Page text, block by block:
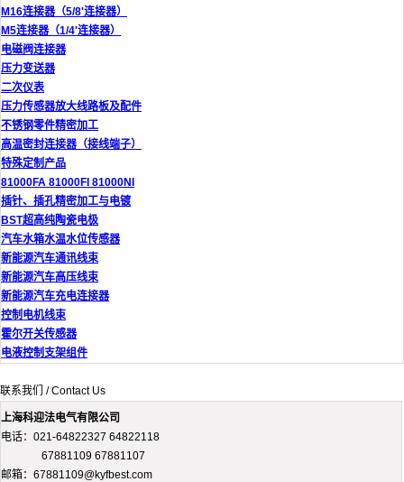
M16连接器（5/8'连接器）
M5连接器（1/4'连接器）
电磁阀连接器
压力变送器
二次仪表
压力传感器放大线路板及配件
不锈钢零件精密加工
高温密封连接器（接线端子）
特殊定制产品
81000FA 81000FI 81000NI
插针、插孔精密加工与电镀
BST超高纯陶瓷电极
汽车水箱水温水位传感器
新能源汽车通讯线束
新能源汽车高压线束
新能源汽车充电连接器
控制电机线束
霍尔开关传感器
电液控制支架组件
联系我们 / Contact Us
上海科迎法电气有限公司
电话：021-64822327 64822118
67881109 67881107
邮箱：67881109@kyfbest.com